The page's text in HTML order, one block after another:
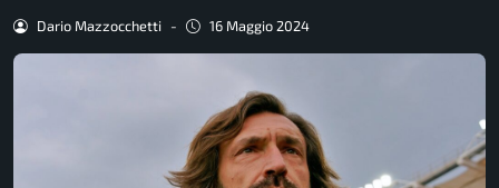
Dario Mazzocchetti - 16 Maggio 2024